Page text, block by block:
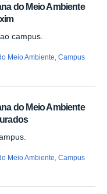
do Meio Ambiente
campus.
Meio Ambiente ,Campus
do Meio Ambiente
Meio Ambiente ,Campus